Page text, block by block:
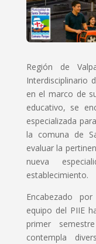
Región de
Interdisciplinario
en el marco de
educativo, se
especializada
la comuna de
evaluar la
nueva
establecimiento.
Encabezado
equipo del PIIE
primer
contempla